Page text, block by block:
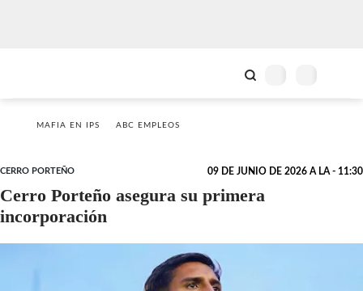
MAFIA EN IPS ABC EMPLEOS
CERRO PORTEÑO 09 DE JUNIO DE 2026 A LA - 11:30
Cerro Porteño asegura su primera
incorporación